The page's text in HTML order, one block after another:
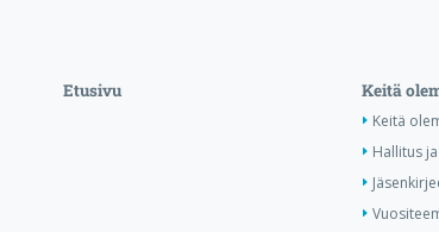
Etusivu Keitä
Keitä
Hallitus